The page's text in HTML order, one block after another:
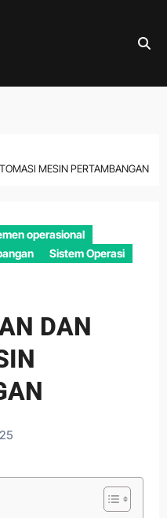
MESIN PERTAMBANGAN
operasional
Sistem Operasi
DAN